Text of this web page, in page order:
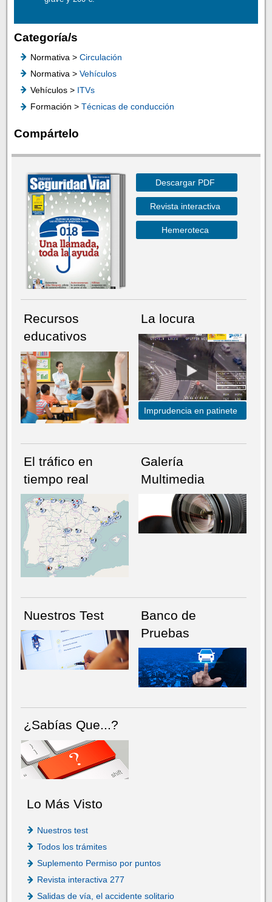
Categoría/s
Normativa > Circulación
Normativa > Vehículos
Vehículos > ITVs
Formación > Técnicas de conducción
Compártelo
NÚMERO ACTUALHEMEROTECA
Descargar PDF
Revista interactiva
Hemeroteca
Recursos
educativos
La locura
Imprudencia en patinete
El tráfico en
tiempo real
Galería
Multimedia
Nuestros Test
Banco de
Pruebas
¿Sabías Que...?
Lo Más Visto
Nuestros test
Todos los trámites
Suplemento Permiso por puntos
Revista interactiva 277
Salidas de vía, el accidente solitario